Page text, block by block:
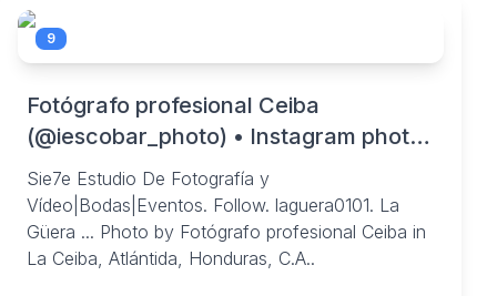
9
Fotógrafo profesional Ceiba
(@iescobar_photo) • Instagram photos
and videos
Sie7e Estudio De Fotografía y
Vídeo|Bodas|Eventos. Follow. laguera0101. La
Güera ... Photo by Fotógrafo profesional Ceiba in
La Ceiba, Atlántida, Honduras, C.A..